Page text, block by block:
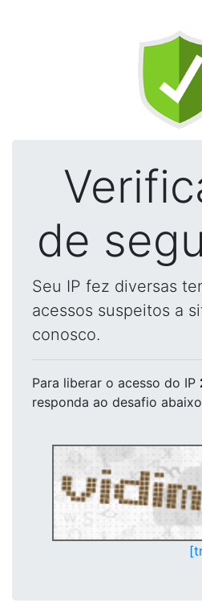
de
Seu IP fez diversas
acessos suspeitos a
conosco.
Para liberar o acesso do IP
responda ao desafio